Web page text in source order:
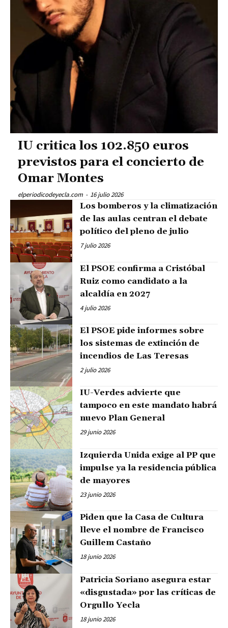
IU critica los 102.850 euros
previstos para el concierto de
Omar Montes
elperiodicodeyecla.com - 16 julio 2026
Los bomberos y la climatización
de las aulas centran el debate
político del pleno de julio
7 julio 2026
El PSOE confirma a Cristóbal
Ruiz como candidato a la
alcaldía en 2027
4 julio 2026
El PSOE pide informes sobre
los sistemas de extinción de
incendios de Las Teresas
2 julio 2026
IU-Verdes advierte que
tampoco en este mandato habrá
nuevo Plan General
29 junio 2026
Izquierda Unida exige al PP que
impulse ya la residencia pública
de mayores
23 junio 2026
Piden que la Casa de Cultura
lleve el nombre de Francisco
Guillem Castaño
18 junio 2026
Patricia Soriano asegura estar
«disgustada» por las críticas de
Orgullo Yecla
18 junio 2026